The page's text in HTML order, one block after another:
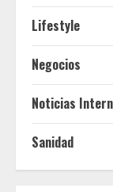
Lifestyle
Negocios
Noticias
Sanidad